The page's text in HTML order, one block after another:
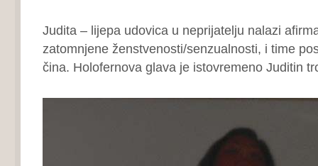
Judita – lijepa udovica u neprijatelju nalazi
zatomnjene ženstvenosti/senzualnosti, i time
čina. Holofernova glava je istovremeno Juditin